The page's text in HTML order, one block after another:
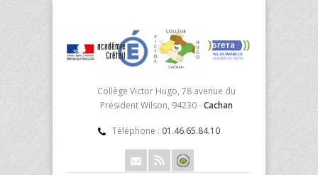
Collège Victor Hugo, 78 avenue du
Président Wilson, 94230 -Cachan
Téléphone : 01.46.65.84.10